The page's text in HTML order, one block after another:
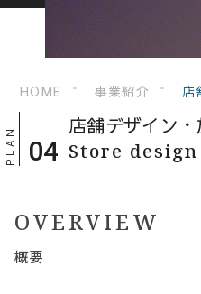
HOME 事業紹介 店
店舗デザイン・
Store design
OVERVIEW
概要